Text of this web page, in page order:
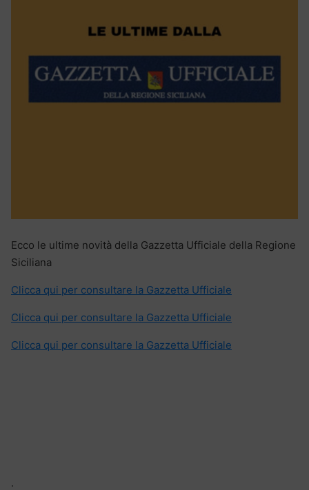
Ecco le ultime novità della Gazzetta Ufficiale della Regione
Siciliana
Clicca qui per consultare la Gazzetta Ufficiale
Clicca qui per consultare la Gazzetta Ufficiale
Clicca qui per consultare la Gazzetta Ufficiale
.